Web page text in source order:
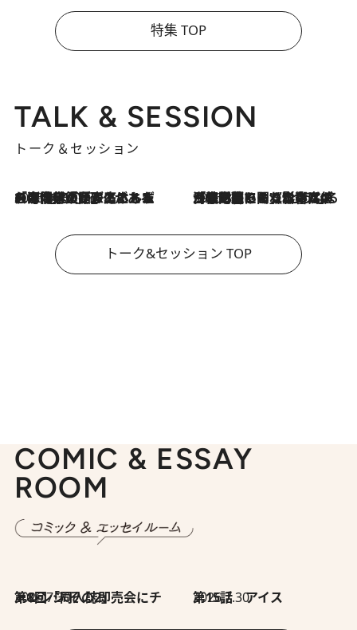
特集 TOP
TALK & SESSION
トーク＆セッション
2026.8.3
「今後値上げがあるとすれば…」「リスクがあるのは今年の冬」エネルギー専門家が語る、ホルムズ海峡封鎖が家庭にもたらす“ある心配” 2026.8.3
「住宅建てられない…」「サーチャージ料の高値が続いている」ホルムズ海峡封鎖による影響はいつまで続く？《エネルギー専門家に聞く“どうなる日本の暮らし”》
トーク&セッション TOP
COMIC & ESSAY
ROOM
2026.7.30
第8回「同人誌即売会にチャレンジ その2」 2026.7.30
第15話 アイス